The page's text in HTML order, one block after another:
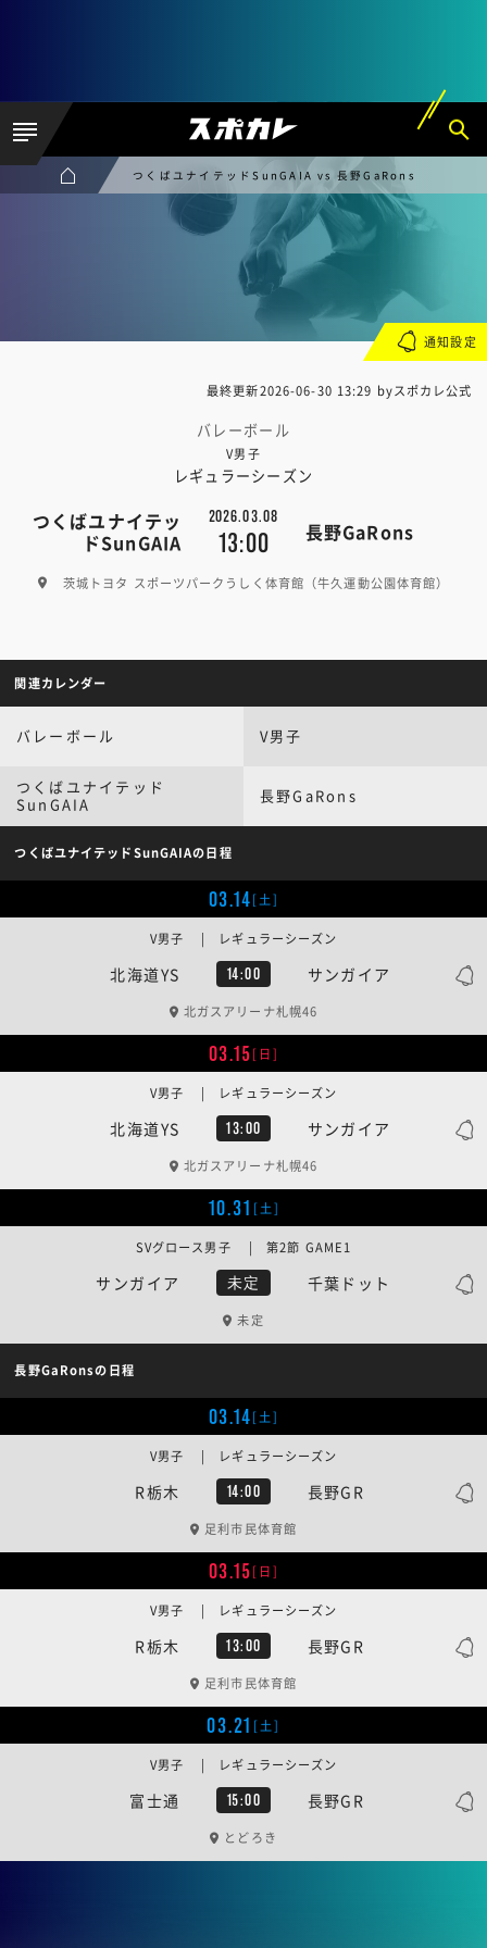
つくばユナイテッドSunGAIA vs 長野GaRons
最終更新2026-06-30 13:29 byスポカレ公式
バレーボール
V男子
レギュラーシーズン
つくばユナイテッ
ドSunGAIA
2026.03.08
13:00 長野GaRons
茨城トヨタ スポーツパークうしく体育館（牛久運動公園体育館）
通知設定
関連カレンダー
バレーボール V男子
つくばユナイテッド
SunGAIA
長野GaRons
つくばユナイテッドSunGAIAの日程
03.14[土]
北海道YS 14:00 サンガイア
V男子 | レギュラーシーズン
北ガスアリーナ札幌46
03.15[日]
北海道YS 13:00 サンガイア
V男子 | レギュラーシーズン
北ガスアリーナ札幌46
10.31 [土]
サンガイア 未定 千葉ドット
SVグロース男子 | 第2節 GAME1
未定
長野GaRonsの日程
03.14[土]
R栃木 14:00 長野GR
V男子 | レギュラーシーズン
足利市民体育館
03.15[日]
R栃木 13:00 長野GR
V男子 | レギュラーシーズン
足利市民体育館
03.21 [土]
富士通 15:00 長野GR
V男子 | レギュラーシーズン
とどろき